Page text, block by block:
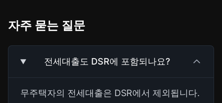
자주 묻는 질문
전세대출도 DSR에 포함되나요?
무주택자의 전세대출은 DSR에서 제외됩니다.